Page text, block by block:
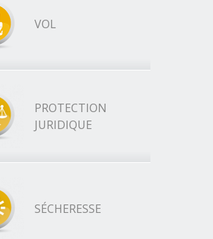
VOL
PROTECTION
JURIDIQUE
SÉCHERESSE